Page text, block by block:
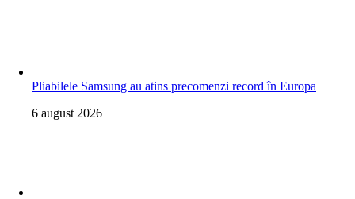
Pliabilele Samsung au atins precomenzi record în Europa
6 august 2026